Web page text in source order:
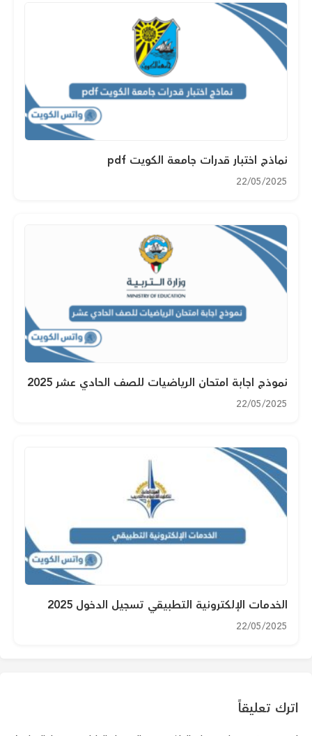
نماذج اختبار قدرات جامعة الكويت pdf
22/05/2025
نموذج اجابة امتحان الرياضيات للصف الحادي عشر 2025
22/05/2025
الخدمات الإلكترونية التطبيقي تسجيل الدخول 2025
22/05/2025
اترك تعليقاً